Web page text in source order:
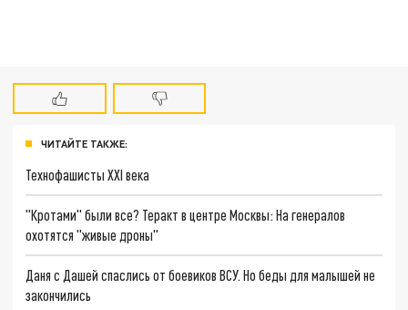
ЧИТАЙТЕ ТАКЖЕ:
Технофашисты XXI века
"Кротами" были все? Теракт в центре Москвы: На генералов
охотятся "живые дроны"
Даня с Дашей спаслись от боевиков ВСУ. Но беды для малышей не
закончились